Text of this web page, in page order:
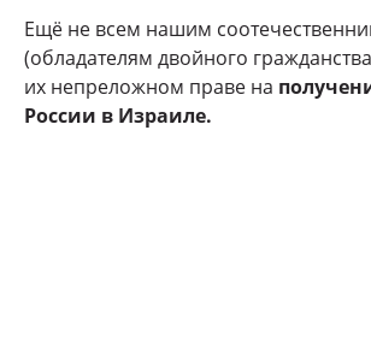
Ещё не всем нашим
(обладателям двойного
их непреложном праве на
России в Израиле.